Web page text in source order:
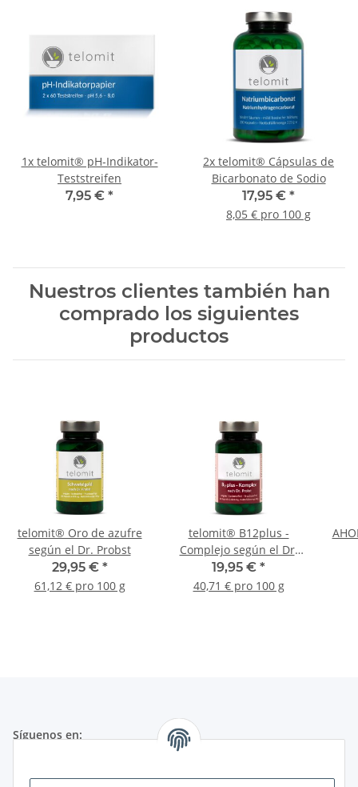
1x telomit® pH-Indikator-
Teststreifen
7,95 € *
2x telomit® Cápsulas de
Bicarbonato de Sodio
17,95 € *
8,05 € pro 100 g
Nuestros clientes también han
comprado los siguientes
productos
telomit® Oro de azufre
según el Dr. Probst
29,95 € *
61,12 € pro 100 g
telomit® B12plus -
Complejo según el Dr.
Probst
19,95 € *
40,71 € pro 100 g
Síguenos en: